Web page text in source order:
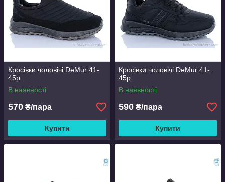
Кросівки чоловічі DeMur 41-
45р.
В наявності
570 ₴/пара
Купити
Кросівки чоловічі DeMur 41-
45р.
В наявності
590 ₴/пара
Купити